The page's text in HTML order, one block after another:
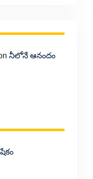
నీలోనే ఆనందం